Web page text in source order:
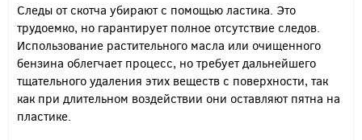
Следы от скотча убирают с помощью ластика. Это
трудоемко, но гарантирует полное отсутствие следов.
Использование растительного масла или очищенного
бензина облегчает процесс, но требует дальнейшего
тщательного удаления этих веществ с поверхности, так
как при длительном воздействии они оставляют пятна на
пластике.